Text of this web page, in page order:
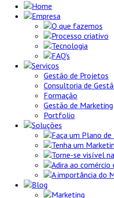
Home
Empresa
O que fazemos
Processo criativo
Tecnologia
FAQ's
Serviços
Gestão de Projetos
Consultoria de
Formação
Gestão de Marketing
Portfolio
Soluções
Faça um Plano
Tenha um
Torne-se visível
Adira ao
A importância do
Blog
Marketing